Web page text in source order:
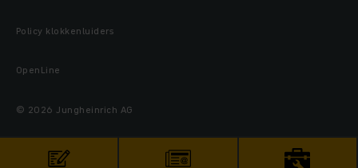
Policy klokkenluiders
OpenLine
© 2026 Jungheinrich AG